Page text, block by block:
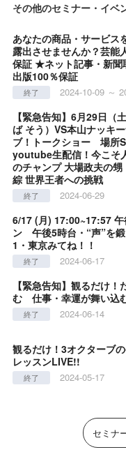
その他のセミナー・イベ
あなたの商品・サービス
露出させませんか？芸能
保証 ★ネット記事・新
出版100％保証
終了 2024-10-09 ～
【緊急告知】6月29日（
ば そう）VS本山ナッキ
ブ！トークショー 場所
youtube生配信！今こそ
のチャンプ 大場政夫の
綜 世界王者への挑戦
終了 2024-06-29
6/17 (月) 17:00~17:57
ン 午後5時台・“声”を
1・東京みてね！！
終了 2024-06-17
【緊急告知】観るだけ
む 仕事・幸運が舞い込
終了 2024-06-14
観るだけ！3オクターブ
レッスンLIVE!!
終了 2024-05-17
セミナ